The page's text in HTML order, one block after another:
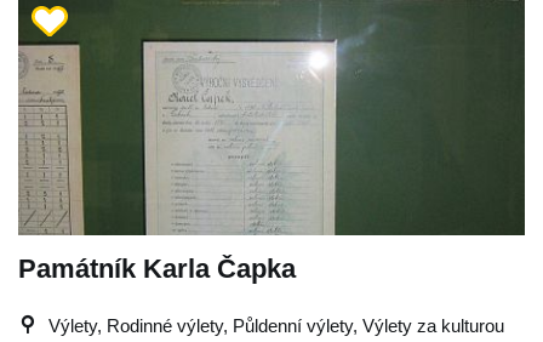
Památník Karla Čapka
Výlety, Rodinné výlety, Půldenní výlety, Výlety za kulturou